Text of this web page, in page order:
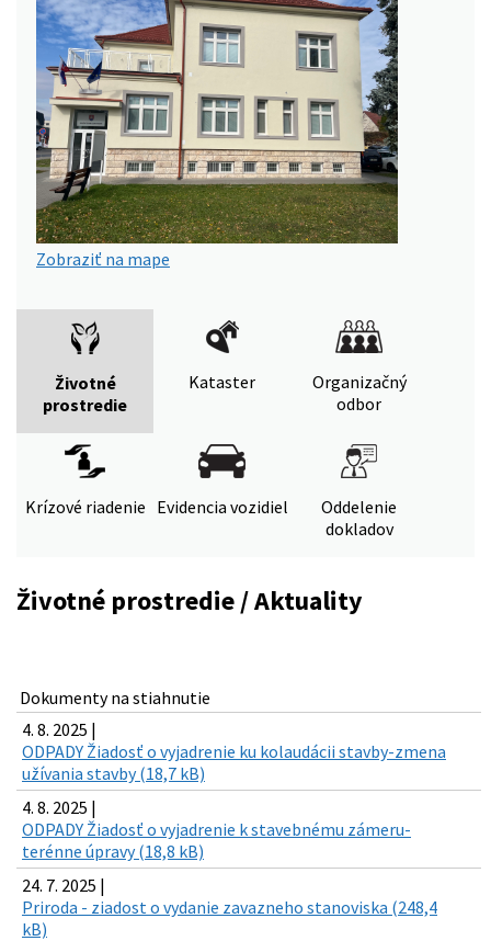
Zobraziť na mape
Životné
prostredie
Kataster
Organizačný
odbor
Krízové riadenie Evidencia vozidiel
Oddelenie
dokladov
Životné prostredie / Aktuality
Dokumenty na stiahnutie
4. 8. 2025 |
ODPADY Žiadosť o vyjadrenie ku kolaudácii stavby-zmena
užívania stavby (18,7 kB)
4. 8. 2025 |
ODPADY Žiadosť o vyjadrenie k stavebnému zámeru-
terénne úpravy (18,8 kB)
24. 7. 2025 |
Priroda - ziadost o vydanie zavazneho stanoviska (248,4
kB)